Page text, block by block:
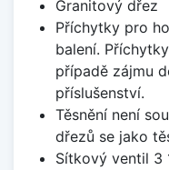
Granitový dřez
Příchytky pro
balení.
případě zájmu
příslušenství.
Těsnění není
dřezů se jako
Sítkový ventil 3